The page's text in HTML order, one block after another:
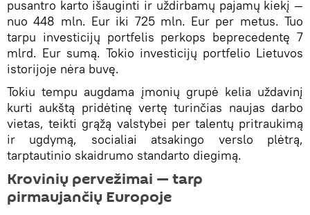
pusantro karto išauginti ir uždirbamų pajamų kiekį —
nuo 448 mln. Eur iki 725 mln. Eur per metus. Tuo
tarpu investicijų portfelis perkops beprecedentę 7
mlrd. Eur sumą. Tokio investicijų portfelio Lietuvos
istorijoje nėra buvę.
Tokiu tempu augdama įmonių grupė kelia uždavinį
kurti aukštą pridėtinę vertę turinčias naujas darbo
vietas, teikti grąžą valstybei per talentų pritraukimą
ir ugdymą, socialiai atsakingo verslo plėtrą,
tarptautinio skaidrumo standarto diegimą.
Krovinių pervežimai — tarp
pirmaujančių Europoje